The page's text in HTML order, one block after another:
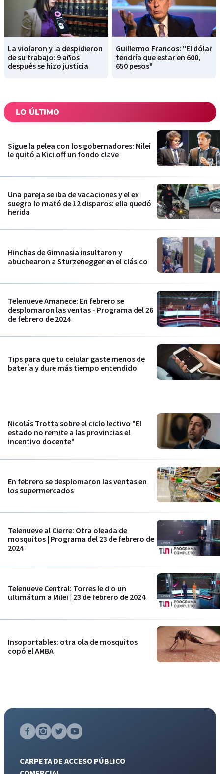
La violaron y la despidieron
de su trabajo: 9 años
después se hizo justicia
Guillermo Francos: "El dólar
tendría que estar en 600,
650 pesos"
LO ÚLTIMO
Sigue la pelea con los gobernadores: Milei
le quitó a Kiciloff un fondo clave
Una pareja se iba de vacaciones y el ex
suegro lo mató de 12 disparos: ella quedó
herida
Hinchas de Gimnasia insultaron y
abuchearon a Sturzenegger en el clásico
Telenueve Amanece: En febrero se
desplomaron las ventas - Programa del 26
de febrero de 2024
Tips para que tu celular gaste menos de
batería y dure más tiempo encendido
Nicolás Trotta sobre el ciclo lectivo "El
estado no remite a las provincias el
incentivo docente"
En febrero se desplomaron las ventas en
los supermercados
Telenueve al Cierre: Otra oleada de
mosquitos | Programa del 23 de febrero de
2024
Telenueve Central: Torres le dio un
ultimátum a Milei | 23 de febrero de 2024
Insoportables: otra ola de mosquitos
copó el AMBA
CARPETA DE ACCESO PÚBLICO